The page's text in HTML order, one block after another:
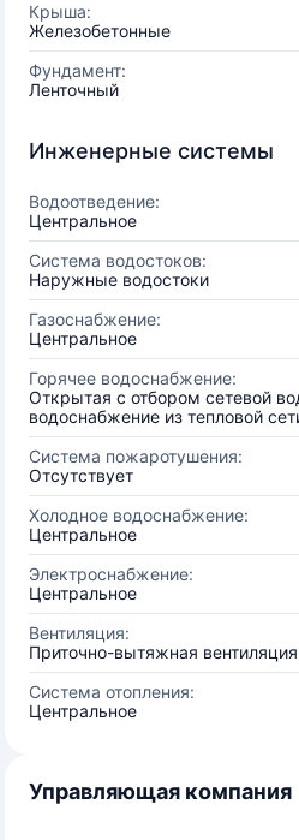
Крыша:
Железобетонные
Фундамент:
Ленточный
Инженерные системы
Водоотведение:
Центральное
Система водостоков:
Наружные водостоки
Газоснабжение:
Центральное
Горячее водоснабжение:
Открытая с отбором сетевой
водоснабжение из тепловой
Система пожаротушения:
Отсутствует
Холодное водоснабжение:
Центральное
Электроснабжение:
Центральное
Вентиляция:
Приточно-вытяжная вентиляция
Система отопления:
Центральное
Управляющая компания